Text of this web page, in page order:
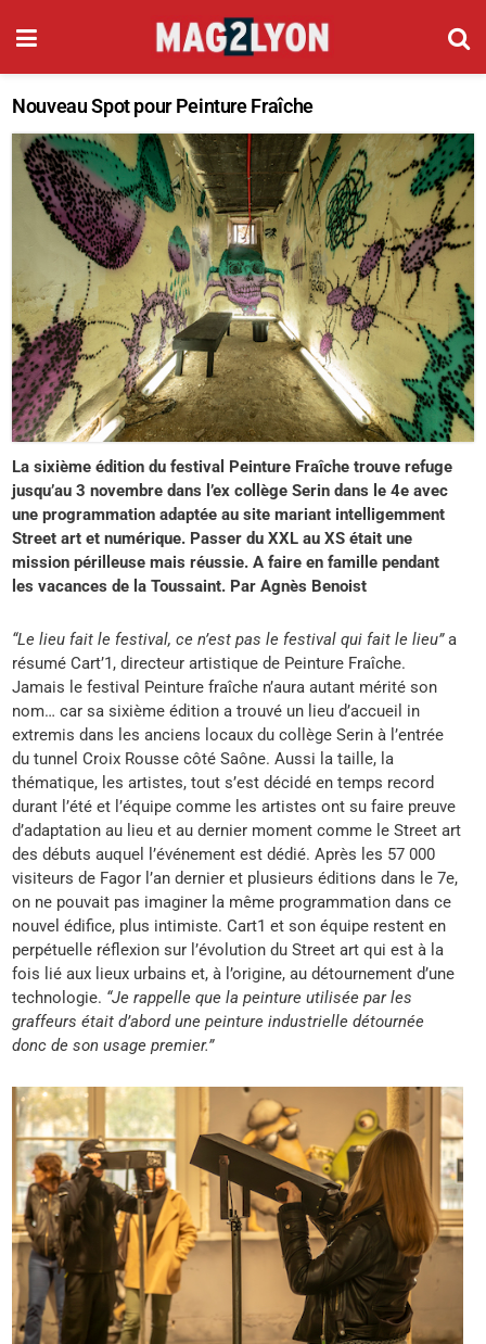
Nouveau Spot pour Peinture Fraîche
La sixième édition du festival Peinture Fraîche trouve refuge
jusqu’au 3 novembre dans l’ex collège Serin dans le 4e avec
une programmation adaptée au site mariant intelligemment
Street art et numérique. Passer du XXL au XS était une
mission périlleuse mais réussie. A faire en famille pendant
les vacances de la Toussaint. Par Agnès Benoist
“Le lieu fait le festival, ce n’est pas le festival qui fait le lieu”a
résumé Cart’1, directeur artistique de Peinture Fraîche.
Jamais le festival Peinture fraîche n’aura autant mérité son
nom… car sa sixième édition a trouvé un lieu d’accueil in
extremis dans les anciens locaux du collège Serin à l’entrée
du tunnel Croix Rousse côté Saône. Aussi la taille, la
thématique, les artistes, tout s’est décidé en temps record
durant l’été et l’équipe comme les artistes ont su faire preuve
d’adaptation au lieu et au dernier moment comme le Street art
des débuts auquel l’événement est dédié. Après les 57 000
visiteurs de Fagor l’an dernier et plusieurs éditions dans le 7e,
on ne pouvait pas imaginer la même programmation dans ce
nouvel édifice, plus intimiste. Cart1 et son équipe restent en
perpétuelle réflexion sur l’évolution du Street art qui est à la
fois lié aux lieux urbains et, à l’origine, au détournement d’une
technologie. “Je rappelle que la peinture utilisée par les
graffeurs était d’abord une peinture industrielle détournée
donc de son usage premier.”